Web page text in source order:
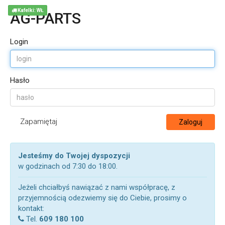
AG-PARTS
Login
Hasło
Zapamiętaj Zaloguj
Jesteśmy do Twojej dyspozycji
w godzinach od 7:30 do 18:00.
Jeżeli chciałbyś nawiązać z nami współpracę, z
przyjemnością odezwiemy się do Ciebie, prosimy o
kontakt:
Tel. 609 180 100
Kafelki: WŁ